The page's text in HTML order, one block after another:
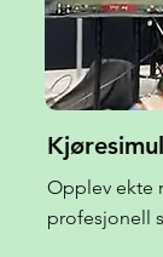
Opplev ekte
profesjonell